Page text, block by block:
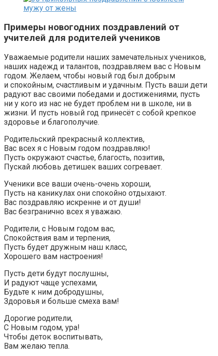
Примеры новогодних поздравлений от
учителей для родителей учеников
Уважаемые родители наших замечательных учеников,
наших надежд и талантов, поздравляем вас с Новым
годом. Желаем, чтобы новый год был добрым
и спокойным, счастливым и удачным. Пусть ваши дети
радуют вас своими победами и достижениями, пусть
ни у кого из нас не будет проблем ни в школе, ни в
жизни. И пусть новый год принесёт с собой крепкое
здоровье и благополучие.
Родительский прекрасный коллектив,
Вас всех я с Новым годом поздравляю!
Пусть окружают счастье, благость, позитив,
Пускай любовь детишек ваших согревает.
Ученики все ваши очень-очень хороши,
Пусть на каникулах они спокойно отдыхают.
Вас поздравляю искренне и от души!
Вас безгранично всех я уважаю.
Родители, с Новым годом вас,
Спокойствия вам и терпения,
Пусть будет дружным наш класс,
Хорошего вам настроения!
Пусть дети будут послушны,
И радуют чаще успехами,
Будьте к ним добродушны,
Здоровья и больше смеха вам!
Дорогие родители,
С Новым годом, ура!
Чтобы деток воспитывать,
Вам желаю тепла.